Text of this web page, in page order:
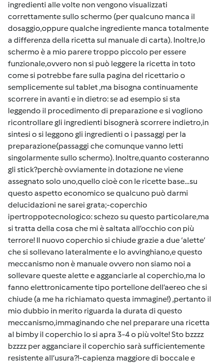
ingredienti alle volte non vengono visualizzati
correttamente sullo schermo (per qualcuno manca il
dosaggio,oppure qualche ingrediente manca totalmente
a differenza della ricetta sul manuale di carta). Inoltre,lo
schermo è a mio parere troppo piccolo per essere
funzionale,ovvero non si può leggere la ricetta in toto
come si potrebbe fare sulla pagina del ricettario o
semplicemente sul tablet ,ma bisogna continuamente
scorrere in avanti e in dietro: se ad esempio si sta
leggendo il procedimento di preparazione e si vogliono
ricontrollare gli ingredienti bisognerà scorrere indietro,in
sintesi o si leggono gli ingredienti o i passaggi per la
preparazione(passaggi che comunque vanno letti
singolarmente sullo schermo). Inoltre,quanto costeranno
gli stick?perchè ovviamente in dotazione ne viene
assegnato solo uno,quello cioè con le ricette base…su
questo aspetto economico se qualcuno può darmi
delucidazioni ne sarei grata;-coperchio
ipertroppotecnologico: schezo su questo particolare,ma
si tratta della cosa che mi è saltata all’occhio con più
terrore! Il nuovo coperchio si chiude grazie a due ‘alette’
che si sollevano lateralmente e lo avvinghiano,e questo
meccanismo non è manuale ovvero non siamo noi a
sollevare queste alette e agganciarle al coperchio,ma lo
fanno elettronicamente tipo portellone dell’aereo che si
chiude (a me ha richiamato questa immagine!) ,pertanto il
mio dubbio in merito riguarda la durata di questo
meccanismo,immaginando che nel preparare una ricetta
al bimby il coperchio lo si apra 3-4 o più volte! Sto bzzzz
bzzzz per agganciare il coperchio sarà sufficientemente
resistente all’usura?!-capienza maggiore di boccale e